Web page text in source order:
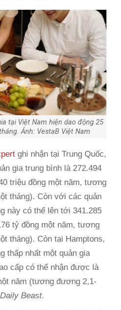
tại Việt Nam hiện dao động 25
Ảnh: VestaB Việt Nam
ghi nhận tại Trung Quốc,
gia trung bình là 272.494
triệu đồng một năm, tương
tháng). Còn với các quản
này có thể lên tới 341.285
tỷ đồng một năm, tương
tháng). Còn tại Hamptons,
thấp nhất một quản gia
cấp có thể nhận được là
năm (tương đương 2,1-
Beast.